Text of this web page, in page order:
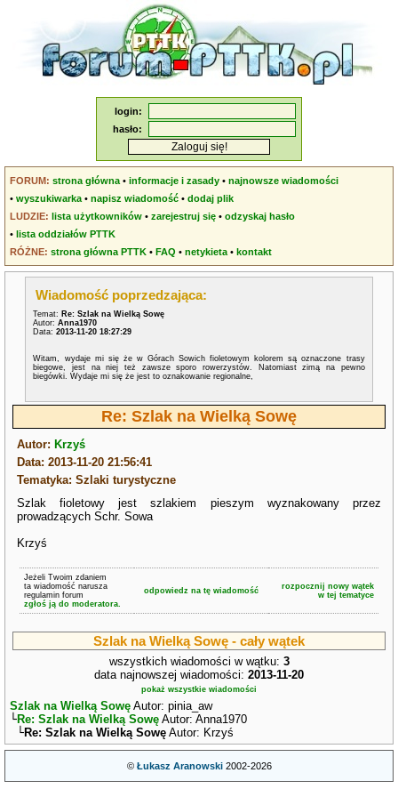
login:
hasło:
FORUM: strona główna •informacje i zasady •najnowsze wiadomości
•wyszukiwarka •napisz wiadomość •dodaj plik
LUDZIE: lista użytkowników •zarejestruj się •odzyskaj hasło
•lista oddziałów PTTK
RÓŻNE: strona główna PTTK •FAQ •netykieta •kontakt
Wiadomość poprzedzająca:
Temat: Re: Szlak na Wielką Sowę
Autor:Anna1970
Data:2013-11-20 18:27:29
Witam, wydaje mi się że w Górach Sowich fioletowym kolorem są oznaczone trasy
biegowe, jest na niej też zawsze sporo rowerzystów. Natomiast zimą na pewno
biegówki. Wydaje mi się że jest to oznakowanie regionalne,
Re: Szlak na Wielką Sowę
Autor: Krzyś
Data: 2013-11-20 21:56:41
Tematyka: Szlaki turystyczne
Szlak fioletowy jest szlakiem pieszym wyznakowany przez
prowadzących Schr. Sowa
Krzyś
Jeżeli Twoim zdaniem
ta wiadomość narusza
regulamin forum
zgłoś ją do moderatora.
odpowiedz na tę wiadomość
rozpocznij nowy wątek
w tej tematyce
Szlak na Wielką Sowę - cały wątek
wszystkich wiadomości w wątku: 3
data najnowszej wiadomości: 2013-11-20
pokaż wszystkie wiadomości
Szlak na Wielką Sowę Autor: pinia_aw
└Re: Szlak na Wielką Sowę Autor: Anna1970
└Re: Szlak na Wielką Sowę Autor: Krzyś
© Łukasz Aranowski2002-2026